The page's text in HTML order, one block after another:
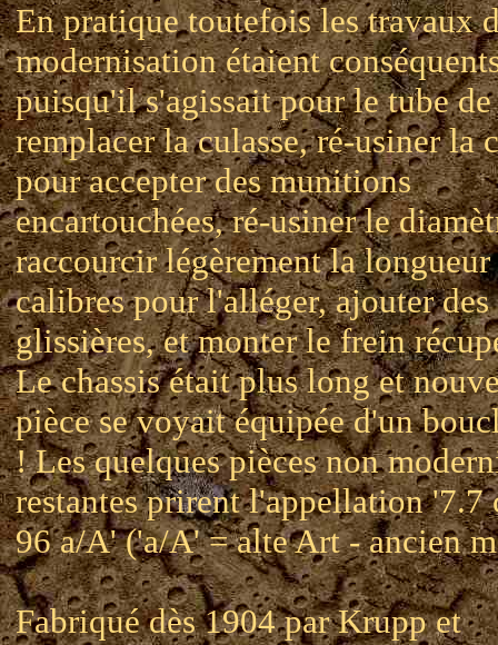
En pratique toutefois les travaux
modernisation étaient
puisqu'il s'agissait pour le tube de
remplacer la culasse, ré-usiner la
pour accepter des munitions
encartouchées, ré-usiner le
raccourcir légèrement la longueur
calibres pour l'alléger, ajouter des
glissières, et monter le frein
Le chassis était plus long et
pièce se voyait équipée d'un
! Les quelques pièces non
restantes prirent l'appellation '7.7
96 a/A' ('a/A' = alte Art - ancien
Fabriqué dès 1904 par Krupp et